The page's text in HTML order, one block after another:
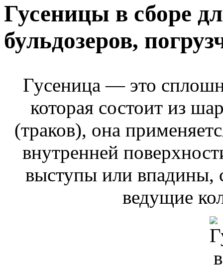
Гусеницы в сборе
бульдозеров,
Гусеница — это
которая состоит из
(траков), она
внутренней
выступы или впадины,
ведущие